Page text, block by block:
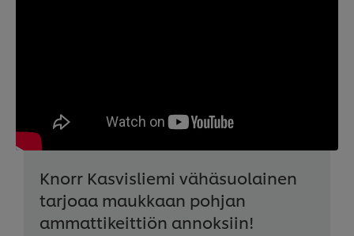
Knorr Kasvisliemi vähäsuolainen
tarjoaa maukkaan pohjan
ammattikeittiön annoksiin!